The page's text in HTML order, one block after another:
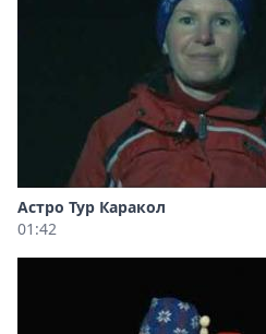
Астро Тур Каракол
01:42